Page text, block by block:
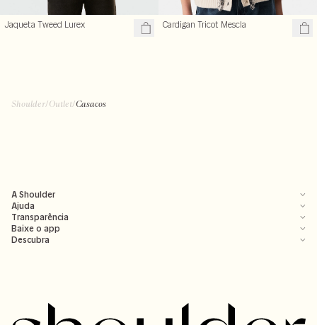
Jaqueta Tweed Lurex Cardigan Tricot Mescla
Shoulder/Outlet/Casacos
A Shoulder
Ajuda
Transparência
Baixe o app
Descubra